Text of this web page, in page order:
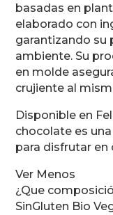
basadas en
elaborado con
garantizando su
ambiente. Su
en molde
crujiente al
Disponible en
chocolate es
para disfrutar
Ver Menos
¿Que
SinGluten Bio